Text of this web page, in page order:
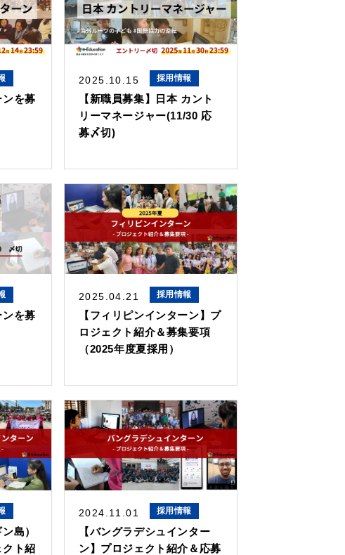
ンを募
2025.10.15 採用情報
【新職員募集】日本 カント
リーマネージャー(11/30 応
募〆切)
ンを募
2025.04.21 採用情報
【フィリピンインターン】プ
ロジェクト紹介＆募集要項
（2025年度夏採用）
島）
クト紹
2024.11.01 採用情報
【バングラデシュインター
ン】プロジェクト紹介＆応募